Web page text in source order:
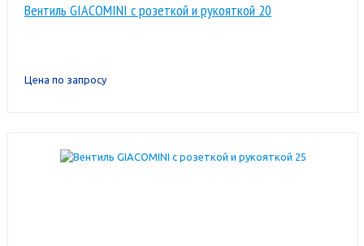
Вентиль GIACOMINI с розеткой и рукояткой 20
Цена по запросу